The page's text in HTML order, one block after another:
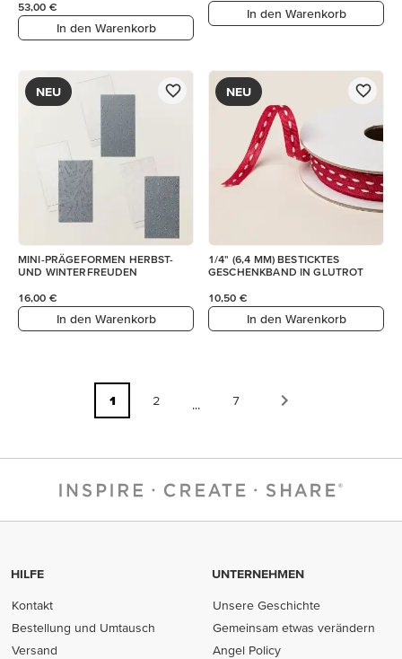
53,00 €
In den Warenkorb
In den Warenkorb
NEU
MINI-PRÄGEFORMEN HERBST-
UND WINTERFREUDEN
16,00 €
In den Warenkorb
NEU
1/4" (6,4 MM) BESTICKTES
GESCHENKBAND IN GLUTROT
10,50 €
In den Warenkorb
1 2 ... 7
HILFE
Kontakt
Bestellung und Umtausch
Versand
UNTERNEHMEN
Unsere Geschichte
Gemeinsam etwas verändern
Angel Policy